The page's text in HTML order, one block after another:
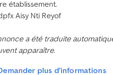
établissement.
Aisy Nti Reyof
a été traduite
apparaître.
plus d'informations